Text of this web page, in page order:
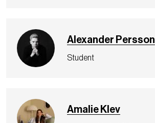
Alexander Persson
Student
Amalie Klev